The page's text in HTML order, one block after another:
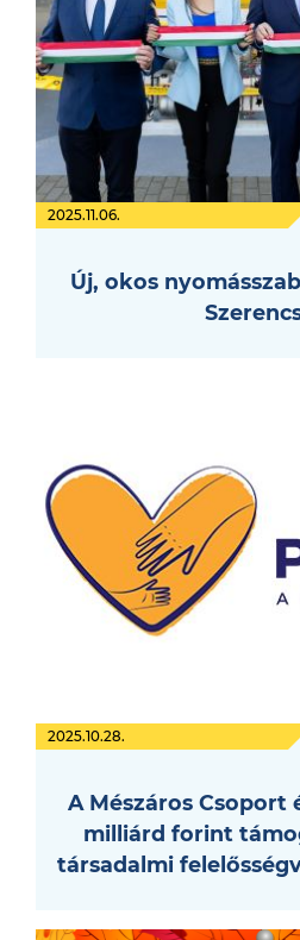
2025.11.06.
Új, okos
2025.10.28.
A Mészáros Csoport
milliárd forint
társadalmi